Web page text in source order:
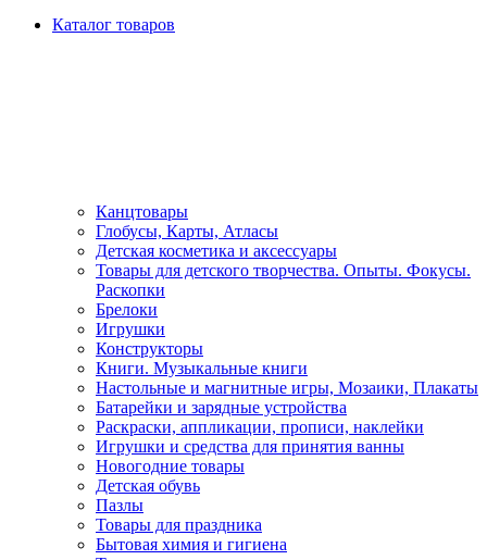
Каталог товаров
Канцтовары
Глобусы, Карты, Атласы
Детская косметика и аксессуары
Товары для детского творчества. Опыты. Фокусы.
Раскопки
Брелоки
Игрушки
Конструкторы
Книги. Музыкальные книги
Настольные и магнитные игры, Мозаики, Плакаты
Батарейки и зарядные устройства
Раскраски, аппликации, прописи, наклейки
Игрушки и средства для принятия ванны
Новогодние товары
Детская обувь
Пазлы
Товары для праздника
Бытовая химия и гигиена